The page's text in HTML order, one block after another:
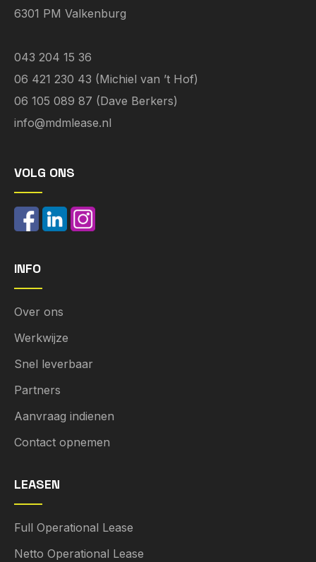
6301 PM Valkenburg
043 204 15 36
06 421 230 43 (Michiel van ’t Hof)
06 105 089 87 (Dave Berkers)
info@mdmlease.nl
VOLG ONS
INFO
Over ons
Werkwijze
Snel leverbaar
Partners
Aanvraag indienen
Contact opnemen
LEASEN
Full Operational Lease
Netto Operational Lease